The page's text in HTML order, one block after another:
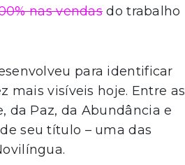
nas vendas do trabalho
para identificar
mais visíveis hoje. Entre as
da Paz, da Abundância e
seu título – uma das